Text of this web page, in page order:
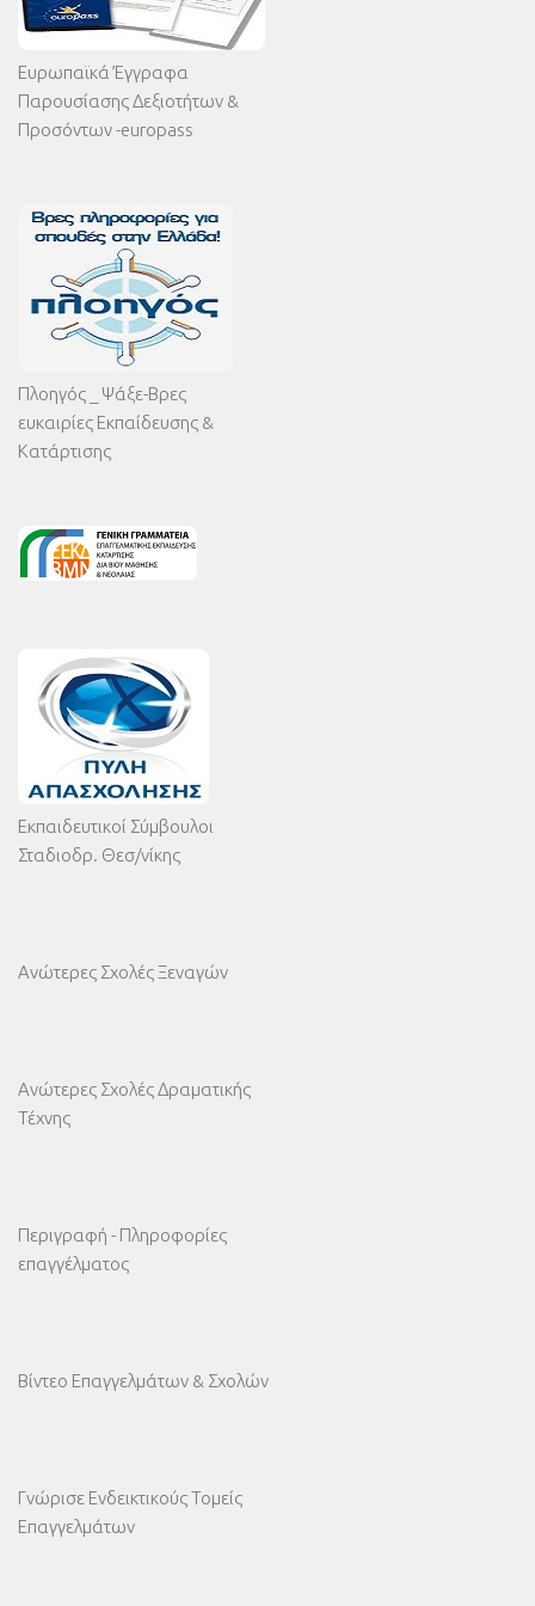
Ευρωπαϊκά Έγγραφα
Παρουσίασης Δεξιοτήτων &
Προσόντων -europass
Πλοηγός _ Ψάξε-Βρες
ευκαιρίες Εκπαίδευσης &
Κατάρτισης
Εκπαιδευτικοί Σύμβουλοι
Σταδιοδρ. Θεσ/νίκης
Ανώτερες Σχολές Ξεναγών
Ανώτερες Σχολές Δραματικής
Τέχνης
Περιγραφή - Πληροφορίες
επαγγέλματος
Βίντεο Επαγγελμάτων & Σχολών
Γνώρισε Ενδεικτικούς Τομείς
Επαγγελμάτων